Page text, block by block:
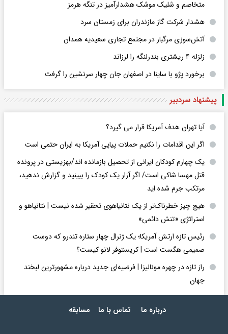
متخاصم و شلیک موشک هشدارآمیز در تنگه هرمز
هشدار شرکت گاز مازندران برای زمستان سرد
آتش‌سوزی مرگبار در مجتمع تجاری سعیدیه همدان
زلزله ۴ ریشتری بندرلنگه را لرزاند
برخورد پژو با ساینا در اصفهان جان چهار سرنشین را گرفت
پیشنهاد سردبیر
آیا تهران هدف آمریکا قرار می گیرد؟
اگر این اقدامات را نکنیم حملات پیاپی آمریکا به ایران حتمی است
یک چهارم کودکان ایرانی از تحصیل بازمانده اند/بهزیستی در پرونده
قتل مهسا شاکی است/ اگر آزار یک کودک را ببینید و گزارش ندهید،
مرتکب جرم شده اید
هیچ چیز خطرناک‌تر از یک نتانیاهوی تحقیر شده نیست | نتانیاهو و
استراتژی «تنش دائمی»
رئیس تازه ارتش آمریکا؛ یک ژنرال چهار ستاره تندرو که دوست
صمیمی هگست است | کریستوفر لانو کیست؟
راز تازه در چهره مونالیزا | فرضیه‌ای جدید درباره مشهورترین لبخند
جهان
درباره ما تماس با ما مسابقه